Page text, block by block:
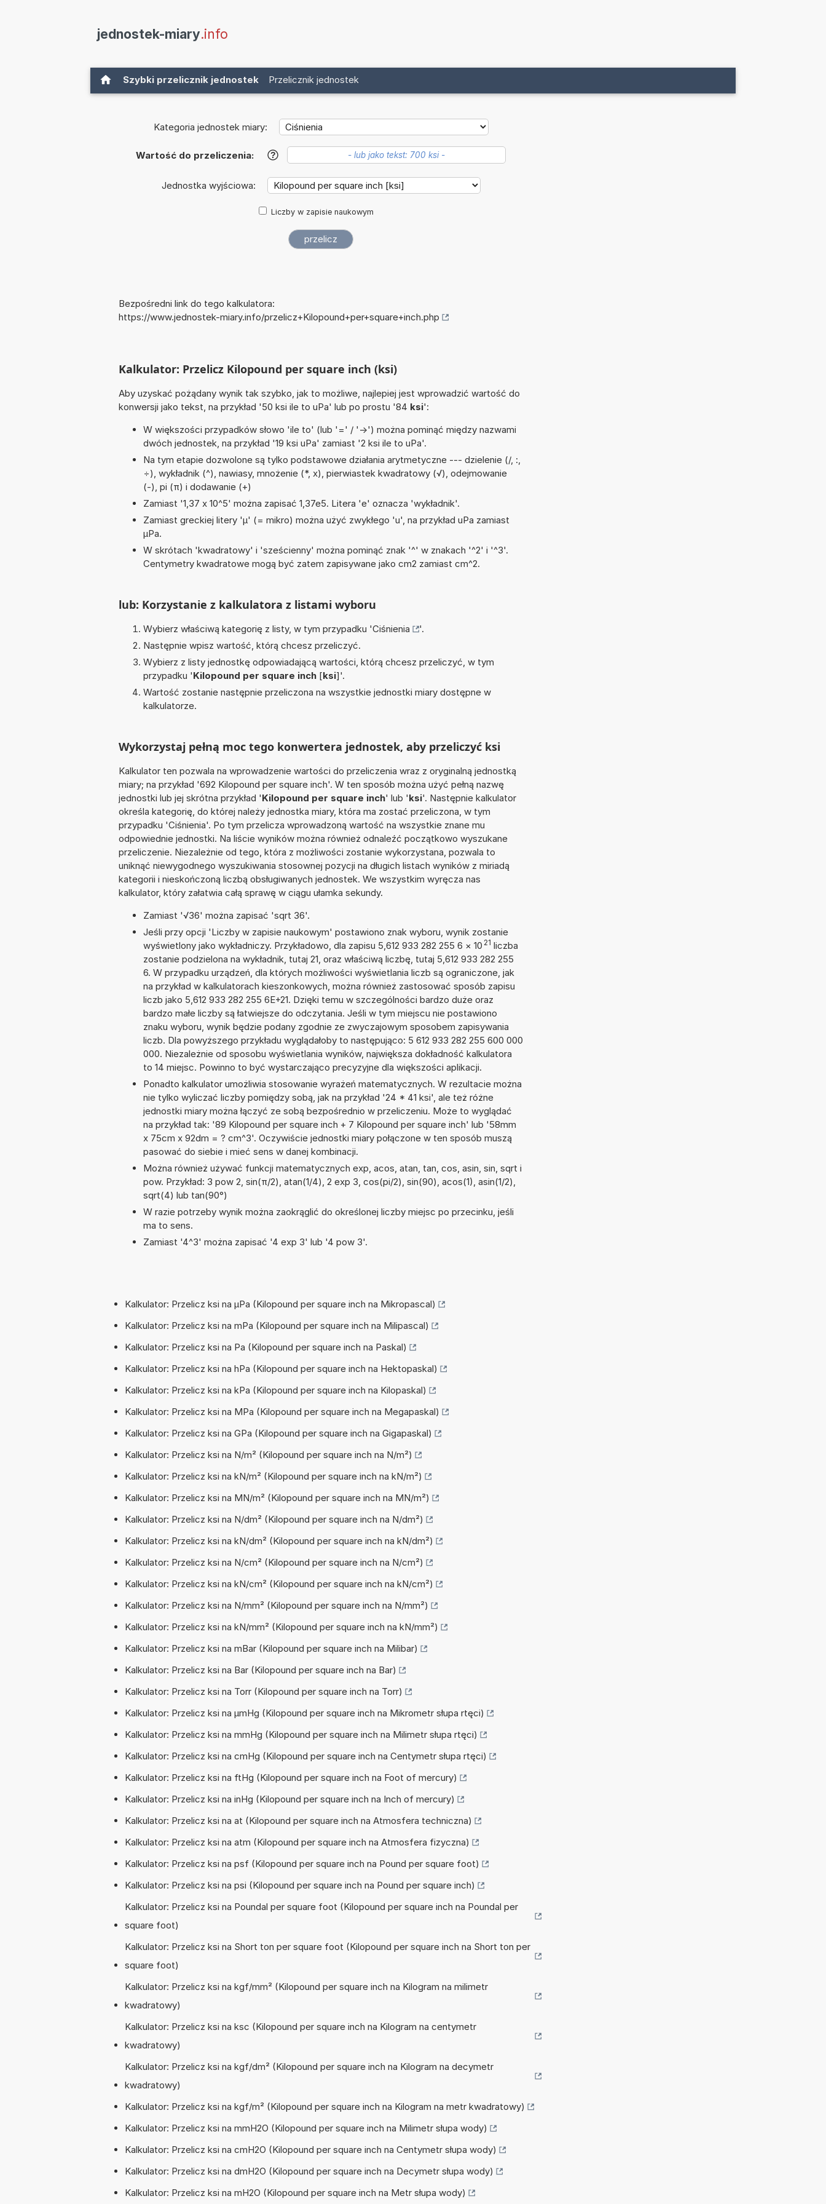
jednostek-miary.info
Szybki przelicznik jednostek Przelicznik jednostek
Kategoria jednostek miary:
Wartość do przeliczenia: ?
Jednostka wyjściowa:
Liczby w zapisie naukowym
Bezpośredni link do tego kalkulatora:
https://www.jednostek-miary.info/przelicz+Kilopound+per+square+inch.php
Kalkulator: Przelicz Kilopound per square inch (ksi)
Aby uzyskać pożądany wynik tak szybko, jak to możliwe, najlepiej jest wprowadzić wartość do
konwersji jako tekst, na przykład '50 ksi ile to uPa' lub po prostu '84 ksi':
W większości przypadków słowo 'ile to' (lub '=' / '->') można pominąć między nazwami
dwóch jednostek, na przykład '19 ksi uPa' zamiast '2 ksi ile to uPa'.
Na tym etapie dozwolone są tylko podstawowe działania arytmetyczne --- dzielenie (/, :,
÷), wykładnik (^), nawiasy, mnożenie (*, x), pierwiastek kwadratowy (√), odejmowanie
(-), pi (π) i dodawanie (+)
Zamiast '1,37 x 10^5' można zapisać 1,37e5. Litera 'e' oznacza 'wykładnik'.
Zamiast greckiej litery 'µ' (= mikro) można użyć zwykłego 'u', na przykład uPa zamiast
µPa.
W skrótach 'kwadratowy' i 'sześcienny' można pominąć znak '^' w znakach '^2' i '^3'.
Centymetry kwadratowe mogą być zatem zapisywane jako cm2 zamiast cm^2.
lub: Korzystanie z kalkulatora z listami wyboru
Wybierz właściwą kategorię z listy, w tym przypadku 'Ciśnienia
'.
Następnie wpisz wartość, którą chcesz przeliczyć.
Wybierz z listy jednostkę odpowiadającą wartości, którą chcesz przeliczyć, w tym
przypadku 'Kilopound per square inch [ksi]'.
Wartość zostanie następnie przeliczona na wszystkie jednostki miary dostępne w
kalkulatorze.
Wykorzystaj pełną moc tego konwertera jednostek, aby przeliczyć ksi
Kalkulator ten pozwala na wprowadzenie wartości do przeliczenia wraz z oryginalną jednostką
miary; na przykład '692 Kilopound per square inch'. W ten sposób można użyć pełną nazwę
jednostki lub jej skrótna przykład 'Kilopound per square inch' lub 'ksi'. Następnie kalkulator
określa kategorię, do której należy jednostka miary, która ma zostać przeliczona, w tym
przypadku 'Ciśnienia'. Po tym przelicza wprowadzoną wartość na wszystkie znane mu
odpowiednie jednostki. Na liście wyników można również odnaleźć początkowo wyszukane
przeliczenie. Niezależnie od tego, która z możliwości zostanie wykorzystana, pozwala to
uniknąć niewygodnego wyszukiwania stosownej pozycji na długich listach wyników z miriadą
kategorii i nieskończoną liczbą obsługiwanych jednostek. We wszystkim wyręcza nas
kalkulator, który załatwia całą sprawę w ciągu ułamka sekundy.
Zamiast '√36' można zapisać 'sqrt 36'.
Jeśli przy opcji 'Liczby w zapisie naukowym' postawiono znak wyboru, wynik zostanie
wyświetlony jako wykładniczy. Przykładowo, dla zapisu 5,612 933 282 255 6 × 10 21 liczba
zostanie podzielona na wykładnik, tutaj 21, oraz właściwą liczbę, tutaj 5,612 933 282 255
6. W przypadku urządzeń, dla których możliwości wyświetlania liczb są ograniczone, jak
na przykład w kalkulatorach kieszonkowych, można również zastosować sposób zapisu
liczb jako 5,612 933 282 255 6E+21. Dzięki temu w szczególności bardzo duże oraz
bardzo małe liczby są łatwiejsze do odczytania. Jeśli w tym miejscu nie postawiono
znaku wyboru, wynik będzie podany zgodnie ze zwyczajowym sposobem zapisywania
liczb. Dla powyższego przykładu wyglądałoby to następująco: 5 612 933 282 255 600 000
000. Niezależnie od sposobu wyświetlania wyników, największa dokładność kalkulatora
to 14 miejsc. Powinno to być wystarczająco precyzyjne dla większości aplikacji.
Ponadto kalkulator umożliwia stosowanie wyrażeń matematycznych. W rezultacie można
nie tylko wyliczać liczby pomiędzy sobą, jak na przykład '24 * 41 ksi', ale też różne
jednostki miary można łączyć ze sobą bezpośrednio w przeliczeniu. Może to wyglądać
na przykład tak: '89 Kilopound per square inch + 7 Kilopound per square inch' lub '58mm
x 75cm x 92dm = ? cm^3'. Oczywiście jednostki miary połączone w ten sposób muszą
pasować do siebie i mieć sens w danej kombinacji.
Można również używać funkcji matematycznych exp, acos, atan, tan, cos, asin, sin, sqrt i
pow. Przykład: 3 pow 2, sin(π/2), atan(1/4), 2 exp 3, cos(pi/2), sin(90), acos(1), asin(1/2),
sqrt(4) lub tan(90°)
W razie potrzeby wynik można zaokrąglić do określonej liczby miejsc po przecinku, jeśli
ma to sens.
Zamiast '4^3' można zapisać '4 exp 3' lub '4 pow 3'.
Kalkulator: Przelicz ksi na µPa (Kilopound per square inch na Mikropascal)
Kalkulator: Przelicz ksi na mPa (Kilopound per square inch na Milipascal)
Kalkulator: Przelicz ksi na Pa (Kilopound per square inch na Paskal)
Kalkulator: Przelicz ksi na hPa (Kilopound per square inch na Hektopaskal)
Kalkulator: Przelicz ksi na kPa (Kilopound per square inch na Kilopaskal)
Kalkulator: Przelicz ksi na MPa (Kilopound per square inch na Megapaskal)
Kalkulator: Przelicz ksi na GPa (Kilopound per square inch na Gigapaskal)
Kalkulator: Przelicz ksi na N/m² (Kilopound per square inch na N/m²)
Kalkulator: Przelicz ksi na kN/m² (Kilopound per square inch na kN/m²)
Kalkulator: Przelicz ksi na MN/m² (Kilopound per square inch na MN/m²)
Kalkulator: Przelicz ksi na N/dm² (Kilopound per square inch na N/dm²)
Kalkulator: Przelicz ksi na kN/dm² (Kilopound per square inch na kN/dm²)
Kalkulator: Przelicz ksi na N/cm² (Kilopound per square inch na N/cm²)
Kalkulator: Przelicz ksi na kN/cm² (Kilopound per square inch na kN/cm²)
Kalkulator: Przelicz ksi na N/mm² (Kilopound per square inch na N/mm²)
Kalkulator: Przelicz ksi na kN/mm² (Kilopound per square inch na kN/mm²)
Kalkulator: Przelicz ksi na mBar (Kilopound per square inch na Milibar)
Kalkulator: Przelicz ksi na Bar (Kilopound per square inch na Bar)
Kalkulator: Przelicz ksi na Torr (Kilopound per square inch na Torr)
Kalkulator: Przelicz ksi na µmHg (Kilopound per square inch na Mikrometr słupa rtęci)
Kalkulator: Przelicz ksi na mmHg (Kilopound per square inch na Milimetr słupa rtęci)
Kalkulator: Przelicz ksi na cmHg (Kilopound per square inch na Centymetr słupa rtęci)
Kalkulator: Przelicz ksi na ftHg (Kilopound per square inch na Foot of mercury)
Kalkulator: Przelicz ksi na inHg (Kilopound per square inch na Inch of mercury)
Kalkulator: Przelicz ksi na at (Kilopound per square inch na Atmosfera techniczna)
Kalkulator: Przelicz ksi na atm (Kilopound per square inch na Atmosfera fizyczna)
Kalkulator: Przelicz ksi na psf (Kilopound per square inch na Pound per square foot)
Kalkulator: Przelicz ksi na psi (Kilopound per square inch na Pound per square inch)
Kalkulator: Przelicz ksi na Poundal per square foot (Kilopound per square inch na Poundal per
square foot)
Kalkulator: Przelicz ksi na Short ton per square foot (Kilopound per square inch na Short ton per
square foot)
Kalkulator: Przelicz ksi na kgf/mm² (Kilopound per square inch na Kilogram na milimetr
kwadratowy)
Kalkulator: Przelicz ksi na ksc (Kilopound per square inch na Kilogram na centymetr
kwadratowy)
Kalkulator: Przelicz ksi na kgf/dm² (Kilopound per square inch na Kilogram na decymetr
kwadratowy)
Kalkulator: Przelicz ksi na kgf/m² (Kilopound per square inch na Kilogram na metr kwadratowy)
Kalkulator: Przelicz ksi na mmH2O (Kilopound per square inch na Milimetr słupa wody)
Kalkulator: Przelicz ksi na cmH2O (Kilopound per square inch na Centymetr słupa wody)
Kalkulator: Przelicz ksi na dmH2O (Kilopound per square inch na Decymetr słupa wody)
Kalkulator: Przelicz ksi na mH2O (Kilopound per square inch na Metr słupa wody)